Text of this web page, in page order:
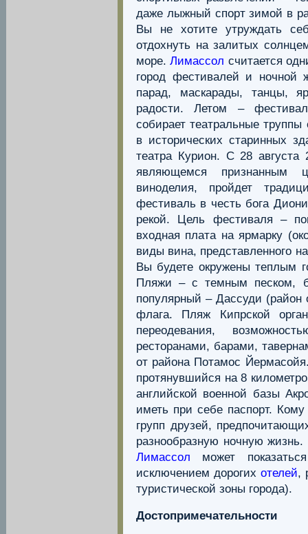
даже лыжный спорт зимой в
Вы не хотите утруждать
отдохнуть на залитых
море.Лимассол считается
город фестивалей и ночной
парад, маскарады, танцы,
радости. Летом –
собирает театральные
в исторических старинных
театра Курион. C 28
являющемся признанным
виноделия, пройдет
фестиваль в честь бога
рекой. Цель фестиваля –
входная плата на ярмарку
виды вина, представленного
Вы будете окружены теплым
Пляжи – с темным песком,
популярный – Дассуди (район
флага. Пляж Кипрской
переодевания,
ресторанами, барами,
от района Потамос
протянувшийся на 8
английской военной базы
иметь при себе паспорт.
групп друзей,
разнообразную ночную
Лимассол может
исключением дорогихотелей,
туристической зоны города).
Достопримечательности